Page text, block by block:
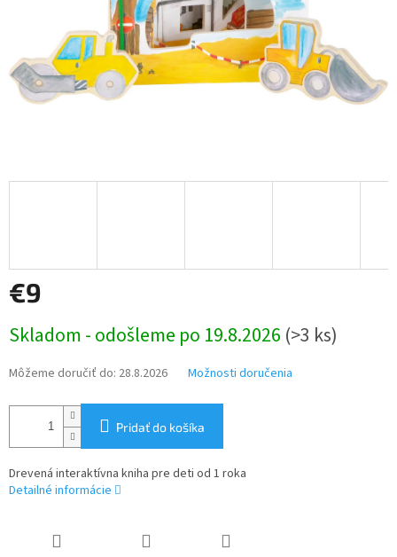
€9
cena:
Skladom - odošleme po 19.8.2026 (>3 ks)
Môžeme doručiť do: 28.8.2026 Možnosti doručenia
Pridať do košíka
Drevená interaktívna kniha pre deti od 1 roka
Detailné informácie